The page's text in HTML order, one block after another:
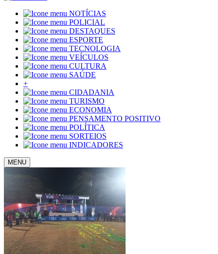
NOTÍCIAS
POLICIAL
DESTAQUES
ESPORTE
TECNOLOGIA
VEÍCULOS
CULTURA
SAÚDE
+
CIDADANIA
TURISMO
ECONOMIA
PENSAMENTO POSITIVO
POLÍTICA
SORTEIOS
INDICADORES
MENU